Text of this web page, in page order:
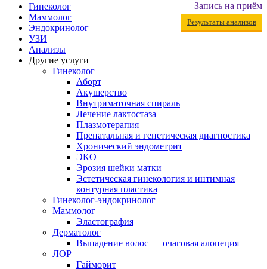
Запись на приём
Результаты анализов
Гинеколог
Маммолог
Эндокринолог
УЗИ
Анализы
Другие услуги
Гинеколог
Аборт
Акушерство
Внутриматочная спираль
Лечение лактостаза
Плазмотерапия
Пренатальная и генетическая диагностика
Хронический эндометрит
ЭКО
Эрозия шейки матки
Эстетическая гинекология и интимная
контурная пластика
Гинеколог-эндокринолог
Маммолог
Эластография
Дерматолог
Выпадение волос — очаговая алопеция
ЛОР
Гайморит